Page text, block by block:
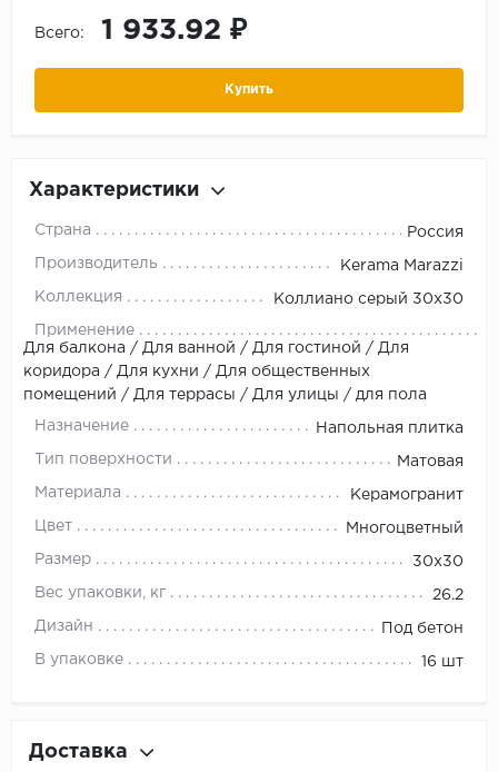
Всего: 1 933.92 ₽
Купить
Характеристики
Страна Россия
Производитель Kerama Marazzi
Коллекция Коллиано серый 30х30
Применение
Для балкона / Для ванной / Для гостиной / Для
коридора / Для кухни / Для общественных
помещений / Для террасы / Для улицы / для пола
Назначение Напольная плитка
Тип поверхности Матовая
Материала Керамогранит
Цвет Многоцветный
Размер 30x30
Вес упаковки, кг 26.2
Дизайн Под бетон
В упаковке 16 шт
Доставка